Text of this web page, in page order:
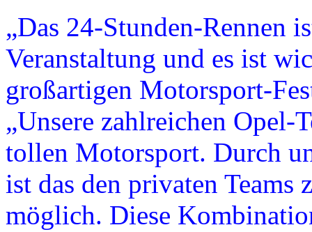
„Das 24-Stunden-Rennen
Veranstaltung und es ist
großartigen Motorsport-
„Unsere zahlreichen Opel-
tollen Motorsport. Durch
ist das den privaten Teams
möglich. Diese